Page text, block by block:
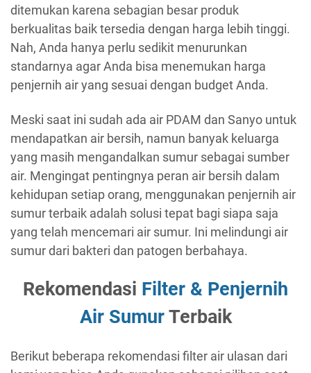
ditemukan karena sebagian besar produk
berkualitas baik tersedia dengan harga lebih tinggi.
Nah, Anda hanya perlu sedikit menurunkan
standarnya agar Anda bisa menemukan harga
penjernih air yang sesuai dengan budget Anda.
Meski saat ini sudah ada air PDAM dan Sanyo untuk
mendapatkan air bersih, namun banyak keluarga
yang masih mengandalkan sumur sebagai sumber
air. Mengingat pentingnya peran air bersih dalam
kehidupan setiap orang, menggunakan penjernih air
sumur terbaik adalah solusi tepat bagi siapa saja
yang telah mencemari air sumur. Ini melindungi air
sumur dari bakteri dan patogen berbahaya.
Rekomendasi Filter & Penjernih
Air SumurTerbaik
Berikut beberapa rekomendasi filter air ulasan dari